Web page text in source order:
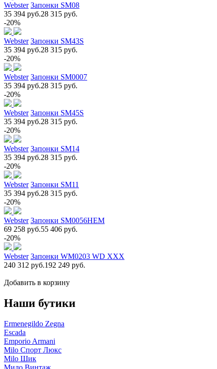
Webster Запонки SM08
35 394 руб.28 315 руб.
-20%
Webster Запонки SM43S
35 394 руб.28 315 руб.
-20%
Webster Запонки SM0007
35 394 руб.28 315 руб.
-20%
Webster Запонки SM45S
35 394 руб.28 315 руб.
-20%
Webster Запонки SM14
35 394 руб.28 315 руб.
-20%
Webster Запонки SM11
35 394 руб.28 315 руб.
-20%
Webster Запонки SM0056НЕМ
69 258 руб.55 406 руб.
-20%
Webster Запонки WM0203 WD XXX
240 312 руб.192 249 руб.
Добавить в корзину
Наши бутики
Ermenegildo Zegna
Escada
Emporio Armani
Milo Спорт Люкс
Milo Шик
Мило Винтаж